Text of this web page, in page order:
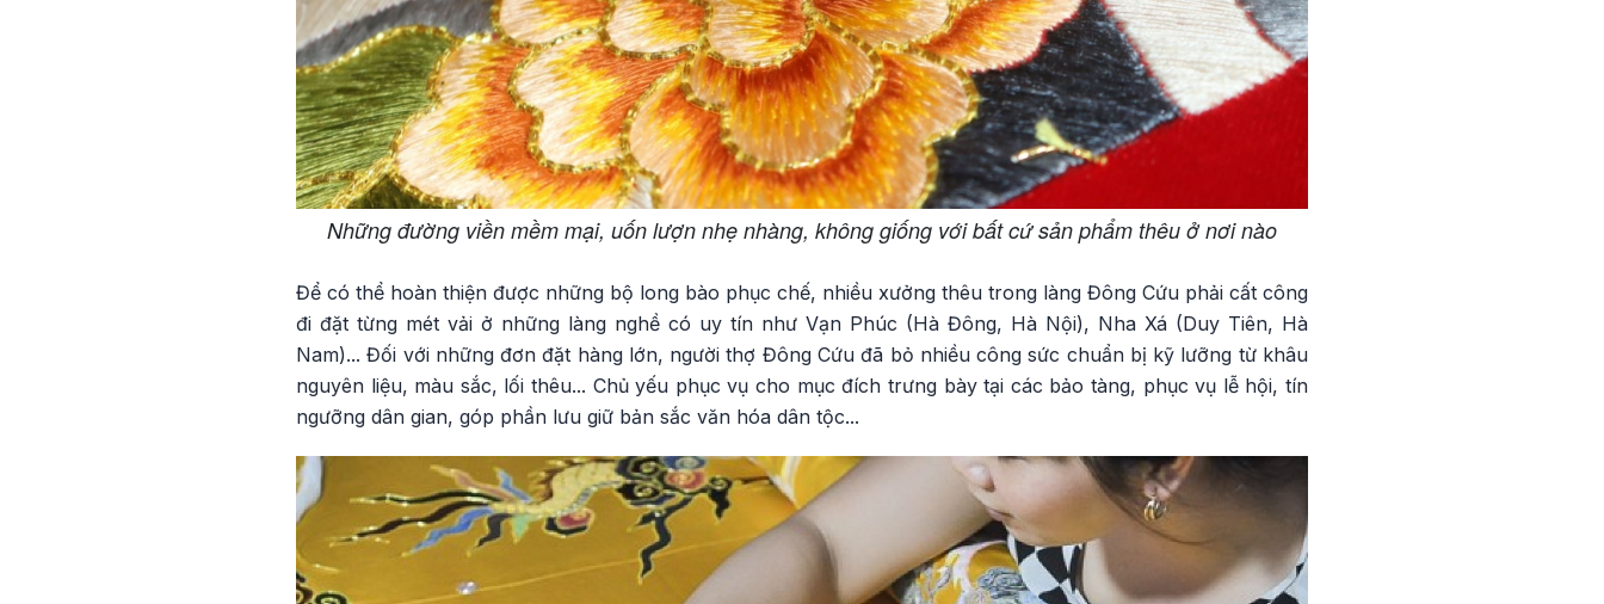
Những đường viền mềm mại, uốn lượn nhẹ nhàng, không giống với bất cứ sản phẩm thêu ở nơi nào
Để có thể hoàn thiện được những bộ long bào phục chế, nhiều xưởng thêu trong làng Đông Cứu phải cất công
đi đặt từng mét vải ở những làng nghề có uy tín như Vạn Phúc (Hà Đông, Hà Nội), Nha Xá (Duy Tiên, Hà
Nam)... Đối với những đơn đặt hàng lớn, người thợ Đông Cứu đã bỏ nhiều công sức chuẩn bị kỹ lưỡng từ khâu
nguyên liệu, màu sắc, lối thêu... Chủ yếu phục vụ cho mục đích trưng bày tại các bảo tàng, phục vụ lễ hội, tín
ngưỡng dân gian, góp phần lưu giữ bản sắc văn hóa dân tộc...